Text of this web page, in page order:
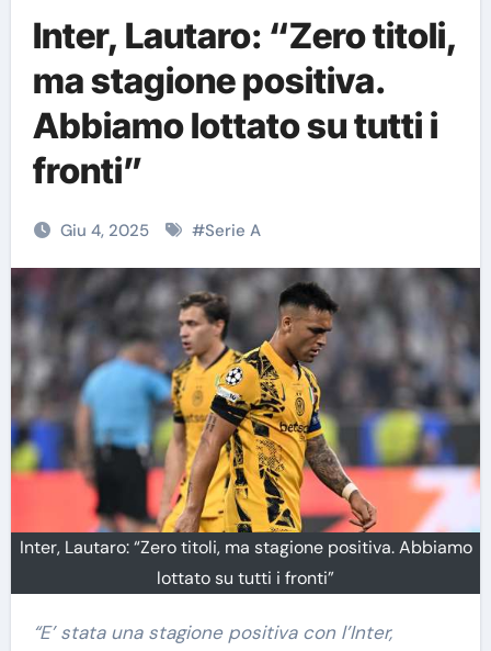
Inter, Lautaro: “Zero titoli,
ma stagione positiva.
Abbiamo lottato su tutti i
fronti”
Giu 4, 2025 #Serie A
Inter, Lautaro: “Zero titoli, ma stagione positiva. Abbiamo
lottato su tutti i fronti”
“E’ stata una stagione positiva con l’Inter,